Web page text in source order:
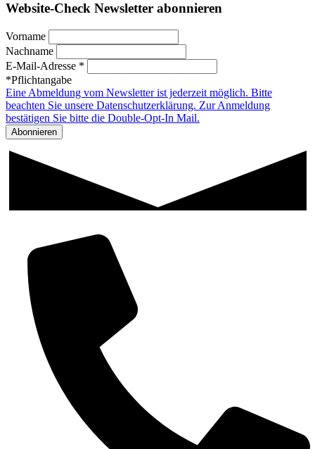
Website-Check Newsletter abonnieren
Vorname
Nachname
E-Mail-Adresse *
*Pflichtangabe
Eine Abmeldung vom Newsletter ist jederzeit möglich. Bitte
beachten Sie unsere Datenschutzerklärung. Zur Anmeldung
bestätigen Sie bitte die Double-Opt-In Mail.